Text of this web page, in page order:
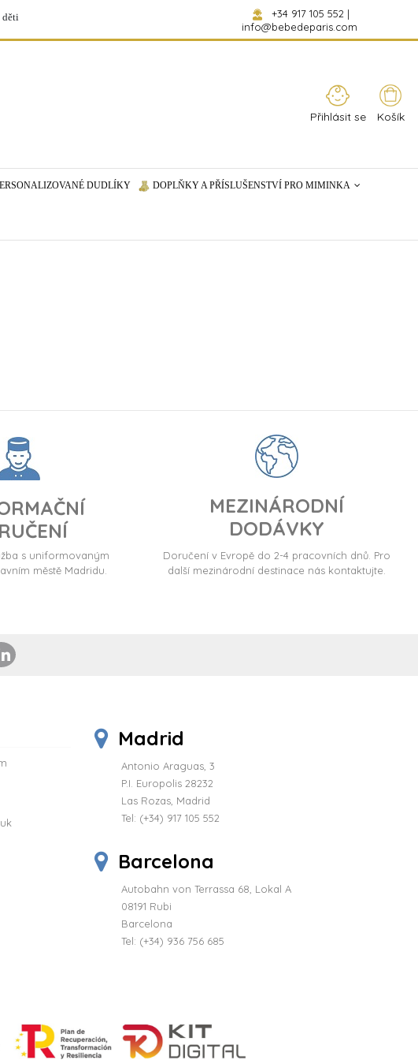
děti +34 917 105 552 |
info@bebedeparis.com
Přihlásit se Košík
DUDLÍKY DOPLŇKY A PŘÍSLUŠENSTVÍ PRO MIMINKA
s uniformovaným
městě Madridu.
MEZINÁRODNÍ
DODÁVKY
Doručení v Evropě do 2-4 pracovních dnů. Pro
další mezinárodní destinace nás kontaktujte.
Madrid
Antonio Araguas, 3
P.I. Europolis 28232
Las Rozas, Madrid
Tel: (+34) 917 105 552
Barcelona
Autobahn von Terrassa 68, Lokal A
08191 Rubi
Barcelona
Tel: (+34) 936 756 685